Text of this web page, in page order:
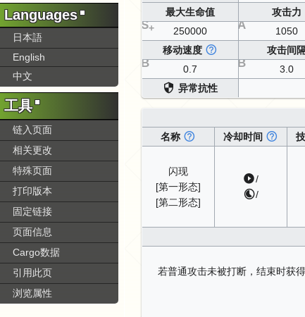
最大生命值
攻击力
250000
S+ 1050
A
移动速度
攻击间
0.7
B 3.0
B
异常抗性
名称
冷却时间
闪现
[第一形态]
[第二形态]
/
/
若普通攻击未被打断，结束时获
Languages
日本語
English
中文
工具
链入页面
相关更改
特殊页面
打印版本
固定链接
页面信息
Cargo数据
引用此页
浏览属性